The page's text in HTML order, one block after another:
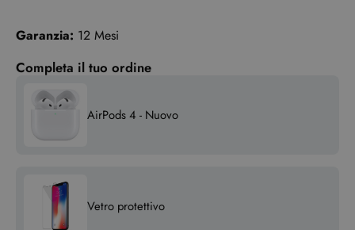
Garanzia: 12 Mesi
Completa il tuo ordine
AirPods 4 - Nuovo
Vetro protettivo